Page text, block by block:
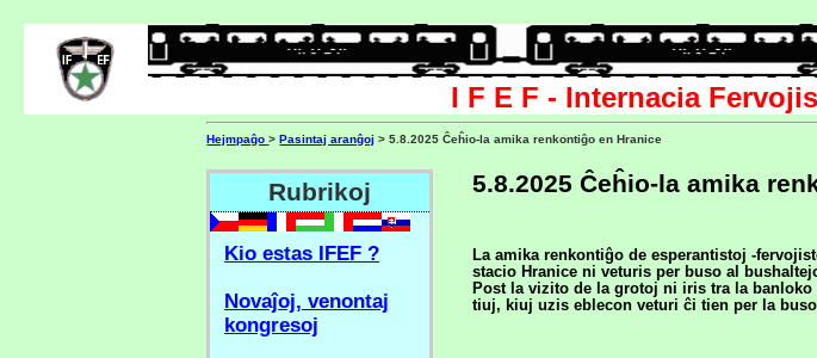
I F E F - Internacia
Hejmpaĝo>Pasintaj aranĝoj > 5.8.2025 Ĉeĥio-la amika renkontiĝo en Hranice
Rubrikoj
Kio estas IFEF ?
Novaĵoj, venontaj
kongresoj
5.8.2025 Ĉeĥio-la amika
La amika renkontiĝo de esperantistoj -
stacio Hranice ni veturis per buso al
Post la vizito de la grotoj ni iris tra la
tiuj, kiuj uzis eblecon veturi ĉi tien per la